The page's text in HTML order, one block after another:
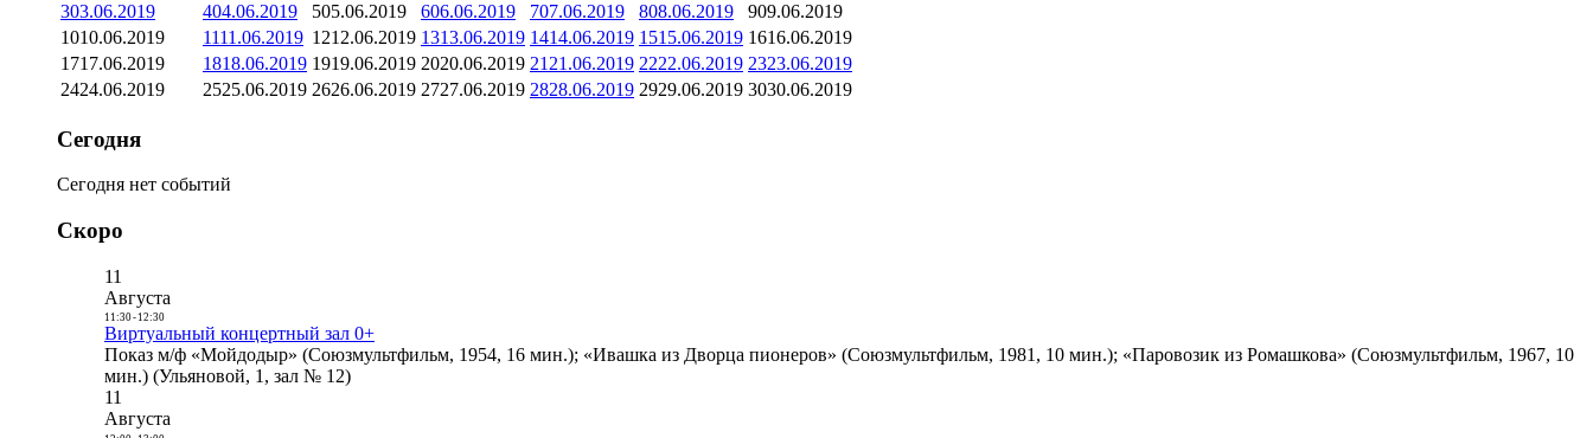
303.06.2019 404.06.2019 505.06.2019 606.06.2019 707.06.2019 808.06.2019 909.06.2019
1010.06.2019 1111.06.2019 1212.06.2019 1313.06.2019 1414.06.2019 1515.06.2019 1616.06.2019
1717.06.2019 1818.06.2019 1919.06.2019 2020.06.2019 21 21.06.2019 2222.06.2019 2323.06.2019
2424.06.2019 2525.06.2019 2626.06.2019 2727.06.2019 2828.06.2019 2929.06.2019 3030.06.2019
Сегодня
Сегодня нет событий
Скоро
11
Августа
11:30- 12:30
Виртуальный концертный зал 0+
Показ м/ф «Мойдодыр» (Союзмультфильм, 1954, 16 мин.); «Ивашка из Дворца пионеров» (Союзмультфильм, 1981, 10 мин.); «Паровозик из Ромашкова» (Союзмультфильм, 1967, 10
мин.) (Ульяновой, 1, зал № 12)
11
Августа